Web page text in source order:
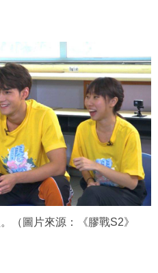
（圖片來源：《膠戰S2》